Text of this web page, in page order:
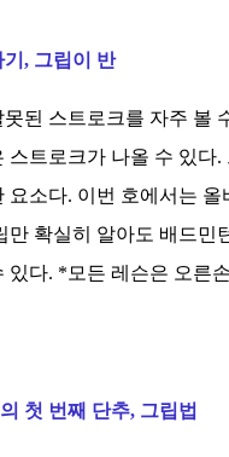
, 그립이 반
된 스트로크를 자주 볼
스트로크가 나올 수 있다.
요소다. 이번 호에서는 올
만 확실히 알아도 배드민
있다. *모든 레슨은 오른
첫 번째 단추, 그립법